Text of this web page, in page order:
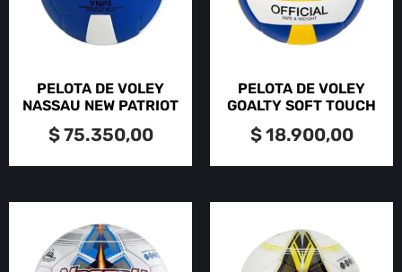
PELOTA DE VOLEY
NASSAU NEW PATRIOT
$75.350,00
PELOTA DE VOLEY
GOALTY SOFT TOUCH
$18.900,00